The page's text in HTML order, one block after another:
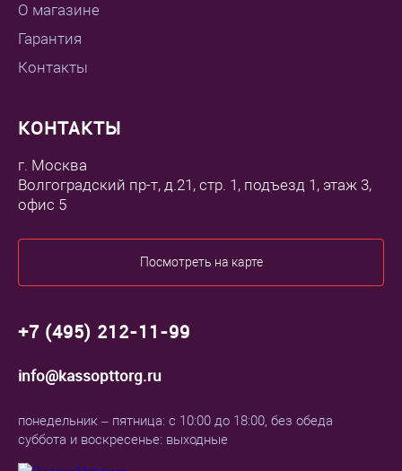
О магазине
Гарантия
Контакты
КОНТАКТЫ
г. Москва
Волгоградский пр-т, д.21, стр. 1, подъезд 1, этаж 3,
офис 5
Посмотреть на карте
+7 (495) 212-11-99
info@kassopttorg.ru
понедельник – пятница: с 10:00 до 18:00, без обеда
суббота и воскресенье: выходные